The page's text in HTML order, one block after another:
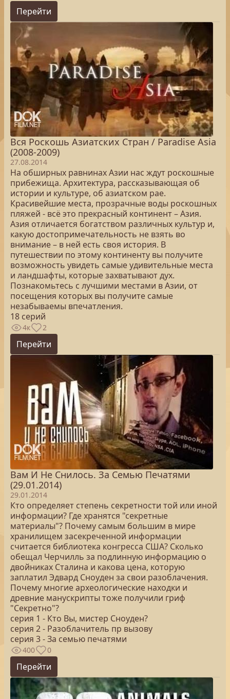
Перейти
Вся Роскошь Азиатских Стран / Paradise Asia
(2008-2009)
27.08.2014
На обширных равнинах Азии нас ждут роскошные
прибежища. Архитектура, рассказывающая об
истории и культуре, об азиатском рае.
Красивейшие места, прозрачные воды роскошных
пляжей - всё это прекрасный континент – Азия.
Азия отличается богатством различных культур и,
какую достопримечательность не взять во
внимание – в ней есть своя история. В
путешествии по этому континенту вы получите
возможность увидеть самые удивительные места
и ландшафты, которые захватывают дух.
Познакомьтесь с лучшими местами в Азии, от
посещения которых вы получите самые
незабываемы впечатления.
18 серий
4к 2
Перейти
Вам И Не Снилось. За Семью Печатями
(29.01.2014)
29.01.2014
Кто определяет степень секретности той или иной
информации? Где хранятся "секретные
материалы"? Почему самым большим в мире
хранилищем засекреченной информации
считается библиотека конгресса США? Сколько
обещал Черчилль за подлинную информацию о
двойниках Сталина и какова цена, которую
заплатил Эдвард Сноуден за свои разоблачения.
Почему многие археологические находки и
древние манускрипты тоже получили гриф
"Секретно"?
серия 1 - Кто Вы, мистер Сноуден?
серия 2 - Разоблачитель пр вызову
серия 3 - За семью печатями
400 0
Перейти